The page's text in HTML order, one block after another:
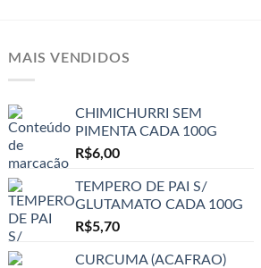
MAIS VENDIDOS
CHIMICHURRI SEM
PIMENTA CADA 100G
R$6,00
TEMPERO DE PAI S/
GLUTAMATO CADA 100G
R$5,70
CURCUMA (ACAFRAO)